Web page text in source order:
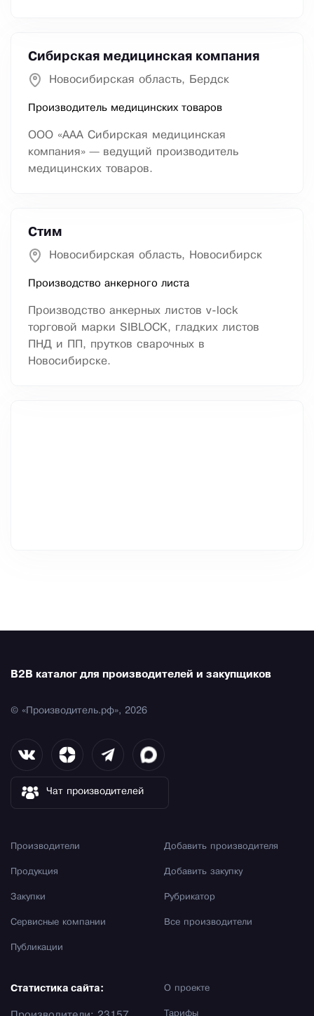
Сибирская медицинская компания
Новосибирская область, Бердск
Производитель медицинских товаров
ООО «ААА Сибирская медицинская
компания» — ведущий производитель
медицинских товаров.
Стим
Новосибирская область, Новосибирск
Производство анкерного листа
Производство анкерных листов v-lock
торговой марки SIBLOCK, гладких листов
ПНД и ПП, прутков сварочных в
Новосибирске.
B2B каталог для производителей и закупщиков
© «Производитель.рф», 2026
Чат производителей
Производители
Продукция
Закупки
Сервисные компании
Публикации
Добавить производителя
Добавить закупку
Рубрикатор
Все производители
О проекте
Тарифы
Статистика сайта: